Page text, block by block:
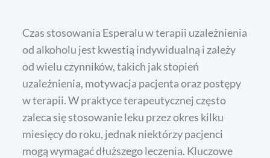
Czas stosowania Esperalu w terapii uzależnienia
od alkoholu jest kwestią indywidualną i zależy
od wielu czynników, takich jak stopień
uzależnienia, motywacja pacjenta oraz postępy
w terapii. W praktyce terapeutycznej często
zaleca się stosowanie leku przez okres kilku
miesięcy do roku, jednak niektórzy pacjenci
mogą wymagać dłuższego leczenia. Kluczowe